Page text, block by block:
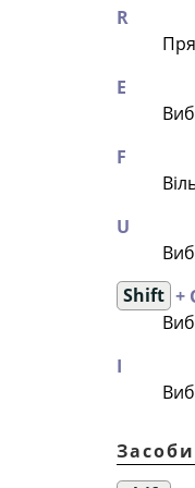
R
E
F
U
Shift +
I